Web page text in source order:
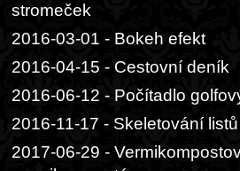
stromeček
2016-03-01 - Bokeh efekt
2016-04-15 - Cestovní deník
2016-06-12 - Počítadlo
2016-11-17 - Skeletování listů
2017-06-29 -